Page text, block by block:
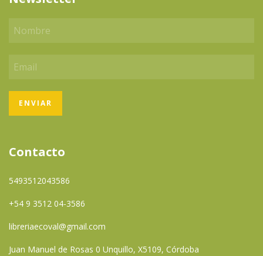
Contacto
5493512043586
+54 9 3512 04-3586
libreriaecoval@gmail.com
Juan Manuel de Rosas 0 Unquillo, X5109, Córdoba